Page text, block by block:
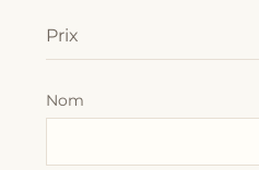
Prix
Nom